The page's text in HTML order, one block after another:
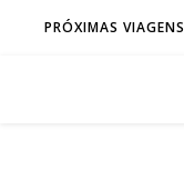
PRÓXIMAS VIAGENS